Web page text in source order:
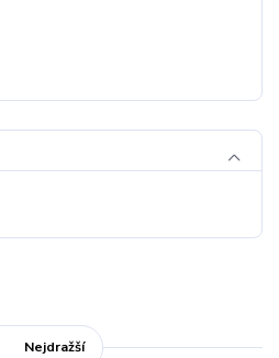
Nejdražší